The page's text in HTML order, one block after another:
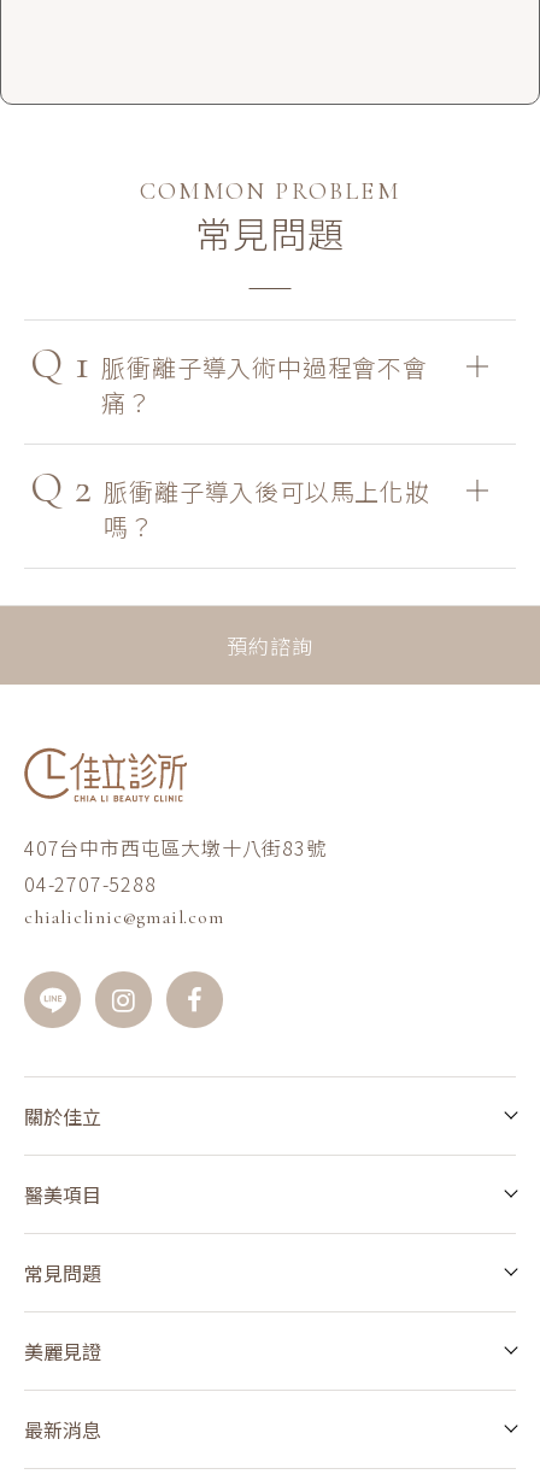
COMMON PROBLEM
常見問題
Q 1 脈衝離子導入術中過程會不會
痛？
Q 2 脈衝離子導入後可以馬上化妝
嗎？
預約諮詢
407台中市西屯區大墩十八街83號
04-2707-5288
chialiclinic@gmail.com
關於佳立
醫美項目
常見問題
美麗見證
最新消息